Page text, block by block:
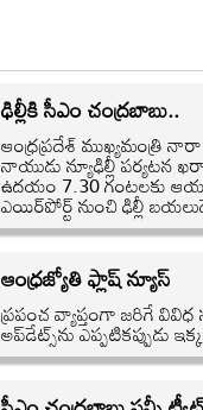
ఢిల్లీకి సీఎం చంద్రబాబు..
ఆంధ్రప్రదేశ్ ముఖ్యమంత్రి
నాయుడు న్యూఢిల్లీ పర్యటన
ఉదయం 7.30 గంటలకు
ఎయిర్‌పోర్ట్ నుంచి ఢిల్లీ
ఆంధ్రజ్యోతి ఫ్లాష్ న్యూస్
ప్రపంచ వ్యాప్తంగా జరిగే
అప్‌డేట్స్‌ను ఎప్పటికప్పుడు